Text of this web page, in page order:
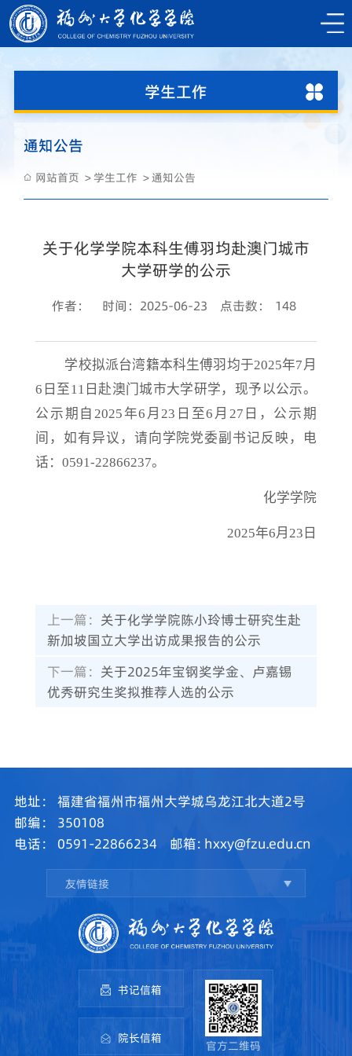
学生工作
通知公告
网站首页 学生工作 通知公告
关于化学学院本科生傅羽均赴澳门城市
大学研学的公示
作者： 时间：2025-06-23 点击数： 148
学校拟派台湾籍本科生傅羽均于2025年7月
6日至11日 赴澳门城市大学研学 ，现予以公示。
公示期自 2025年6 月23 日至6 月 27 日，公示期
间，如有异议，请向学院党委副书记反映，电
话：0591-22866237。
化学学院
2025年6月 23 日
上一篇： 关于化学学院陈小玲博士研究生赴
新加坡国立大学出访成果报告的公示
下一篇： 关于2025年宝钢奖学金、卢嘉锡
优秀研究生奖拟推荐人选的公示
地址：
福建省福州市福州大学城乌龙江北大道2号
邮编：
350108
电话：
0591-22866234 邮箱: hxxy@fzu.edu.cn
友情链接
书记信箱
院长信箱 官方二维码